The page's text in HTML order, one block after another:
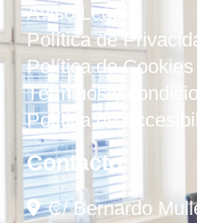
Aviso Legal
Política de
Política de Cookies
Términos y
Política de
Contacto
C/ Bernardo